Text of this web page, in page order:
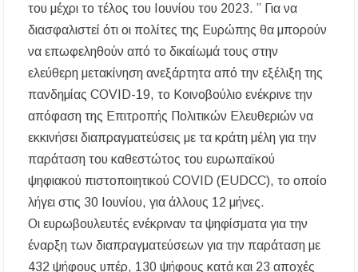
Νέες χρηματοδοτήσεις από το Πράσινο Ταμείο
για δήμους της Κεντρικής Μακεδονίας
πανήγυρη του Παρεκκλησίου Μεταμορφώσεως
του Σωτήρος στην Παραλία Διονυσίου
υπερβαίνοντας το όριο ταχύτητας;
Χαλκιδική: Άμεση η κατάσβεση πυρκαγιάς σε
χαμηλή βλάστηση στην περιοχή του Πόρτο
Καρράς
Η ΘΕΙΑ ΜΕΤΑΜΟΡΦΩΣΙΣ ΤΟΥ ΣΩΤΗΡΟΣ
του μέχρι το τέλος του Ιουνίου του 2023. ” Για να
διασφαλιστεί ότι οι πολίτες της Ευρώπης θα μπορούν
να επωφεληθούν από το δικαίωμά τους στην
ελεύθερη μετακίνηση ανεξάρτητα από την εξέλιξη της
πανδημίας COVID-19, το Κοινοβούλιο ενέκρινε την
απόφαση της Επιτροπής Πολιτικών Ελευθεριών να
εκκινήσει διαπραγματεύσεις με τα κράτη μέλη για την
παράταση του καθεστώτος του ευρωπαϊκού
ψηφιακού πιστοποιητικού COVID (EUDCC), το οποίο
λήγει στις 30 Ιουνίου, για άλλους 12 μήνες.
Οι ευρωβουλευτές ενέκριναν τα ψηφίσματα για την
έναρξη των διαπραγματεύσεων για την παράταση με
432 ψήφους υπέρ, 130 ψήφους κατά και 23 αποχές